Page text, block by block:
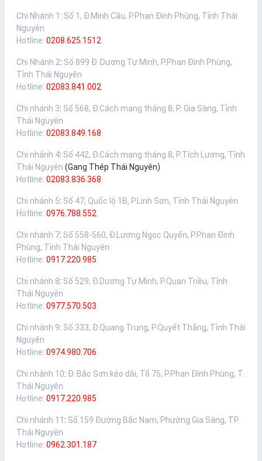
Chi Nhánh 1 : Số 1, Đ.Minh Cầu, P.Phan Đình Phùng, Tỉnh Thái
Nguyên
Hotline: 0208.625.1512
Chi Nhánh 2: Số 899 Đ. Dương Tự Minh, P.Phan Đình Phùng,
Tỉnh Thái Nguyên
Hotline: 02083.841.002
Chi nhánh 3: Số 568, Đ.Cách mạng tháng 8, P. Gia Sàng, Tỉnh
Thái Nguyên
Hotline: 02083.849.168
Chi nhánh 4: Số 442, Đ.Cách mạng tháng 8, P.Tích Lương, Tỉnh
Thái Nguyên (Gang Thép Thái Nguyên)
Hotline: 02083.836.368
Chi nhánh 5: Số 47, Quốc lộ 1B, P.Linh Sơn, Tỉnh Thái Nguyên
Hotline: 0976.788.552
Chi nhánh 7: Số 558-560, Đ.Lương Ngọc Quyến, P.Phan Đình
Phùng, Tỉnh Thái Nguyên
Hotline: 0917.220.985
Chi nhánh 8: Số 529, Đ.Dương Tự Minh, P.Quan Triều, Tỉnh
Thái Nguyên
Hotline: 0977.570.503
Chi nhánh 9: Số 333, Đ.Quang Trung, P.Quyết Thắng, Tỉnh Thái
Nguyên
Hotline: 0974.980.706
Chi nhánh 10: Đ. Bắc Sơn kéo dài, Tổ 75, P.Phan Đình Phùng, T.
Thái Nguyên
Hotline: 0917.220.985
Chi nhánh 11 : Số 159 Đường Bắc Nam, Phường Gia Sàng, TP.
Thái Nguyên
Hotline: 0962.301.187